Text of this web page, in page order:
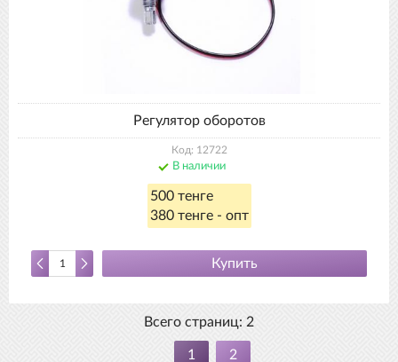
Регулятор оборотов
Код: 12722
В наличии
500 тенге
380 тенге - опт
Купить
Всего страниц: 2
1 2